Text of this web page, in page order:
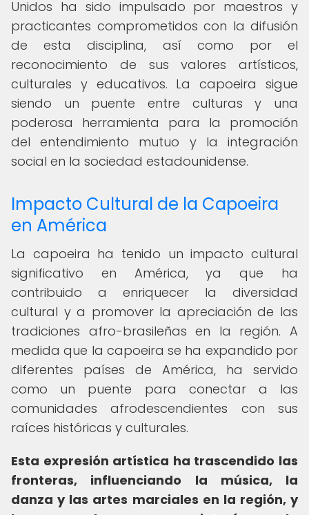
Unidos ha sido impulsado por maestros y
practicantes comprometidos con la difusión
de esta disciplina, así como por el
reconocimiento de sus valores artísticos,
culturales y educativos. La capoeira sigue
siendo un puente entre culturas y una
poderosa herramienta para la promoción
del entendimiento mutuo y la integración
social en la sociedad estadounidense.
Impacto Cultural de la Capoeira
en América
La capoeira ha tenido un impacto cultural
significativo en América, ya que ha
contribuido a enriquecer la diversidad
cultural y a promover la apreciación de las
tradiciones afro-brasileñas en la región. A
medida que la capoeira se ha expandido por
diferentes países de América, ha servido
como un puente para conectar a las
comunidades afrodescendientes con sus
raíces históricas y culturales.
Esta expresión artística ha trascendido las
fronteras, influenciando la música, la
danza y las artes marciales en la región, y